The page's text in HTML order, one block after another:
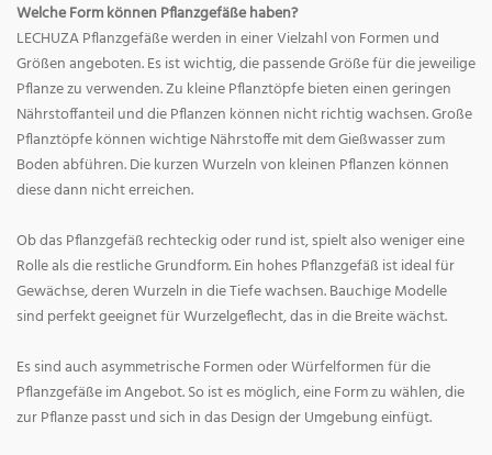
Welche Form können Pflanzgefäße haben?
LECHUZA Pflanzgefäße werden in einer Vielzahl von Formen und
Größen angeboten. Es ist wichtig, die passende Größe für die jeweilige
Pflanze zu verwenden. Zu kleine Pflanztöpfe bieten einen geringen
Nährstoffanteil und die Pflanzen können nicht richtig wachsen. Große
Pflanztöpfe können wichtige Nährstoffe mit dem Gießwasser zum
Boden abführen. Die kurzen Wurzeln von kleinen Pflanzen können
diese dann nicht erreichen.
Ob das Pflanzgefäß rechteckig oder rund ist, spielt also weniger eine
Rolle als die restliche Grundform. Ein hohes Pflanzgefäß ist ideal für
Gewächse, deren Wurzeln in die Tiefe wachsen. Bauchige Modelle
sind perfekt geeignet für Wurzelgeflecht, das in die Breite wächst.
Es sind auch asymmetrische Formen oder Würfelformen für die
Pflanzgefäße im Angebot. So ist es möglich, eine Form zu wählen, die
zur Pflanze passt und sich in das Design der Umgebung einfügt.